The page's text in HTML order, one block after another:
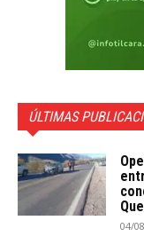
ÚLTIMAS
04/